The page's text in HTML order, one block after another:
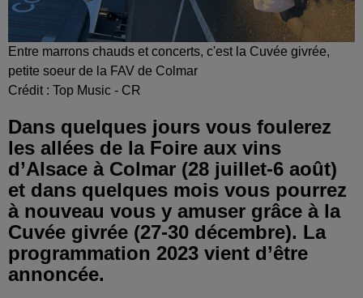
Entre marrons chauds et concerts, c'est la Cuvée givrée,
petite soeur de la FAV de Colmar
Crédit : Top Music - CR
Dans quelques jours vous foulerez
les allées de la Foire aux vins
d’Alsace à Colmar (28 juillet-6 août)
et dans quelques mois vous pourrez
à nouveau vous y amuser grâce à la
Cuvée givrée (27-30 décembre). La
programmation 2023 vient d’être
annoncée.